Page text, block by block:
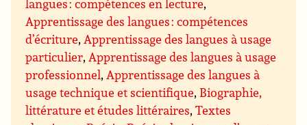
langues : compétences en lecture,
Apprentissage des langues : compétences
d’écriture,Apprentissage des langues à usage
particulier,Apprentissage des langues à usage
professionnel,Apprentissage des langues à
usage technique et scientifique, Biographie,
littérature et études littéraires,Textes